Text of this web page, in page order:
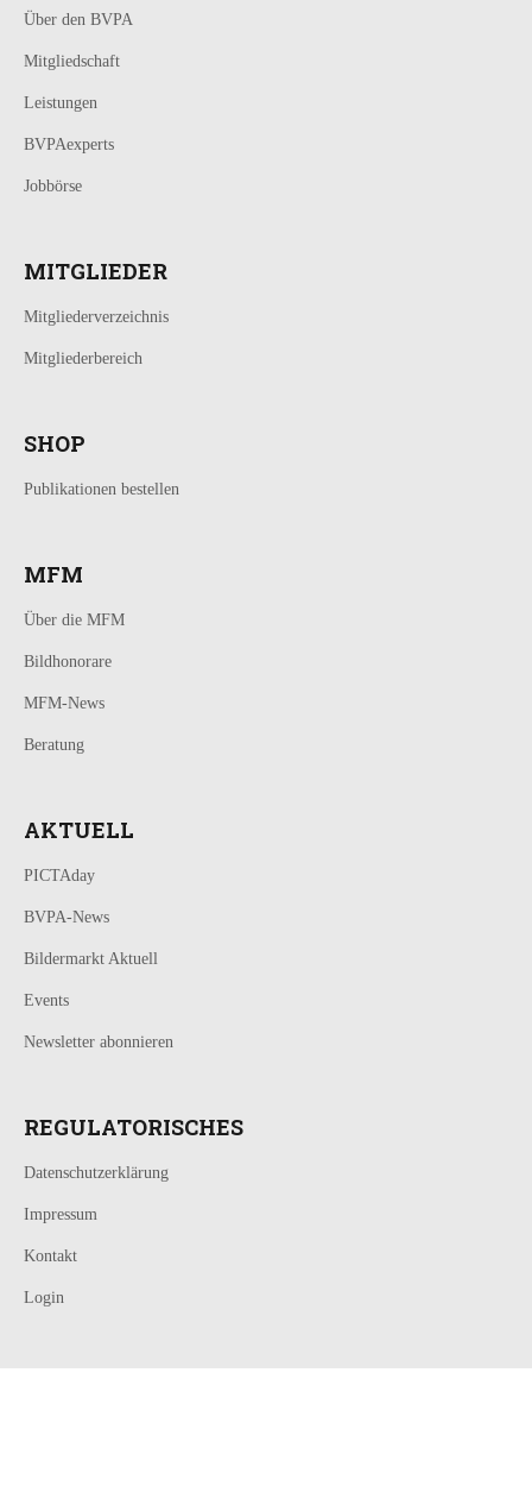
Über den BVPA
Mitgliedschaft
Leistungen
BVPAexperts
Jobbörse
MITGLIEDER
Mitgliederverzeichnis
Mitgliederbereich
SHOP
Publikationen bestellen
MFM
Über die MFM
Bildhonorare
MFM-News
Beratung
AKTUELL
PICTAday
BVPA-News
Bildermarkt Aktuell
Events
Newsletter abonnieren
REGULATORISCHES
Datenschutzerklärung
Impressum
Kontakt
Login